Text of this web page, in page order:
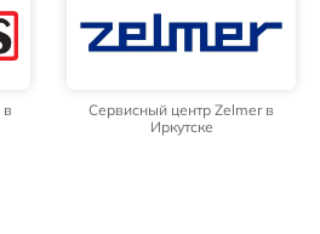
Сервисный центр Zelmer в
Иркутске